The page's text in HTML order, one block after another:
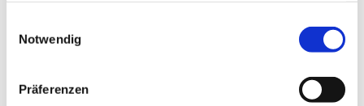
Notwendig
Präferenzen